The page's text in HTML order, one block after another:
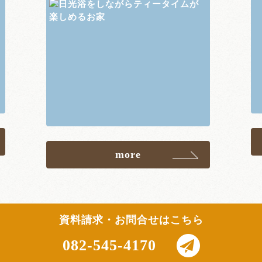
more
資料請求・お問合せはこちら
082-545-4170